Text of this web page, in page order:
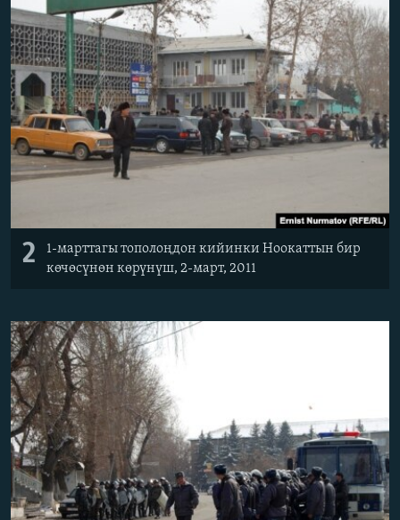
2
1-марттагы тополоңдон кийинки Ноокаттын бир
көчөсүнөн көрүнүш, 2-март, 2011